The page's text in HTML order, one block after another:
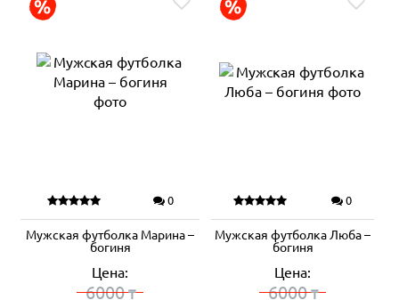
0
Мужская футболка Марина –
богиня
Цена:
6000₸
0
Мужская футболка Люба –
богиня
Цена:
6000₸